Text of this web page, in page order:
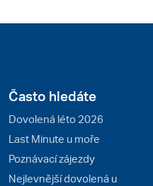
Často hledáte
Dovolená léto 2026
Last Minute u moře
Poznávací zájezdy
Nejlevnější dovolená u